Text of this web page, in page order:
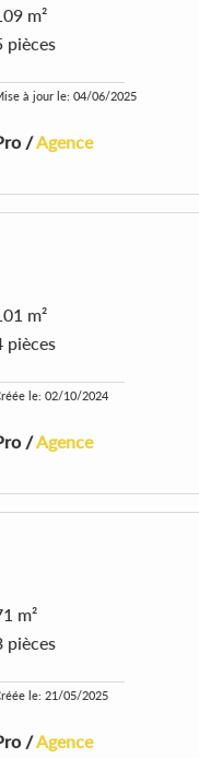
m²
pièces
à jour le: 04/06/2025
/Agence
m²
pièces
le: 02/10/2024
/Agence
m²
pièces
le: 21/05/2025
/Agence